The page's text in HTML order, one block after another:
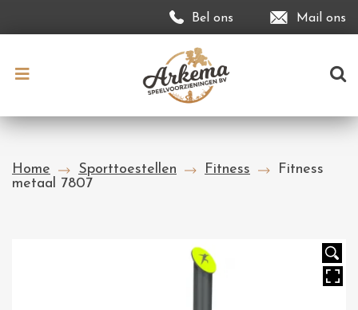
Bel ons Mail ons
Home Sporttoestellen Fitness
Fitness
metaal 7807